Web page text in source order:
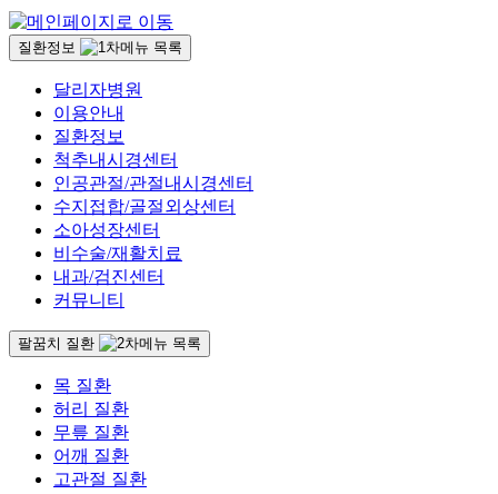
질환정보
달리자병원
이용안내
질환정보
척추내시경센터
인공관절/관절내시경센터
수지접합/골절외상센터
소아성장센터
비수술/재활치료
내과/검진센터
커뮤니티
팔꿈치 질환
목 질환
허리 질환
무릎 질환
어깨 질환
고관절 질환